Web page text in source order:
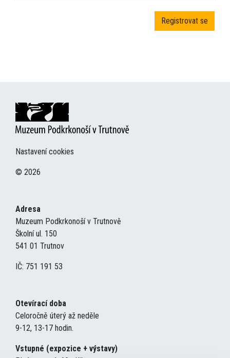
Nastavení cookies
© 2026
Adresa
Muzeum Podkrkonoší v Trutnově
Školní ul. 150
541 01 Trutnov
IČ: 751 191 53
Otevírací doba
Celoročně úterý až neděle
9-12, 13-17 hodin.
Vstupné (expozice + výstavy)